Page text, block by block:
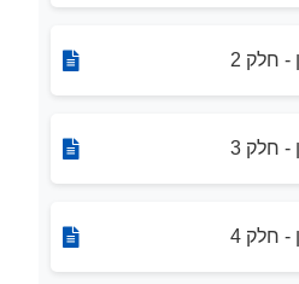
- חלק 2
- חלק 3
- חלק 4